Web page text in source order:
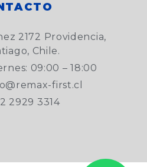
2172 Providencia,
Chile.
09:00 – 18:00
first.cl
2929 3314